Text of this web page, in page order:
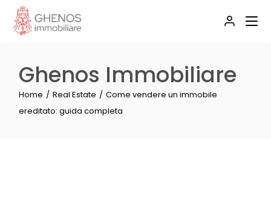
Ghenos Immobiliare
Home Real Estate
Come vendere un immobile
ereditato: guida completa